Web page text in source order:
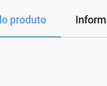
produto